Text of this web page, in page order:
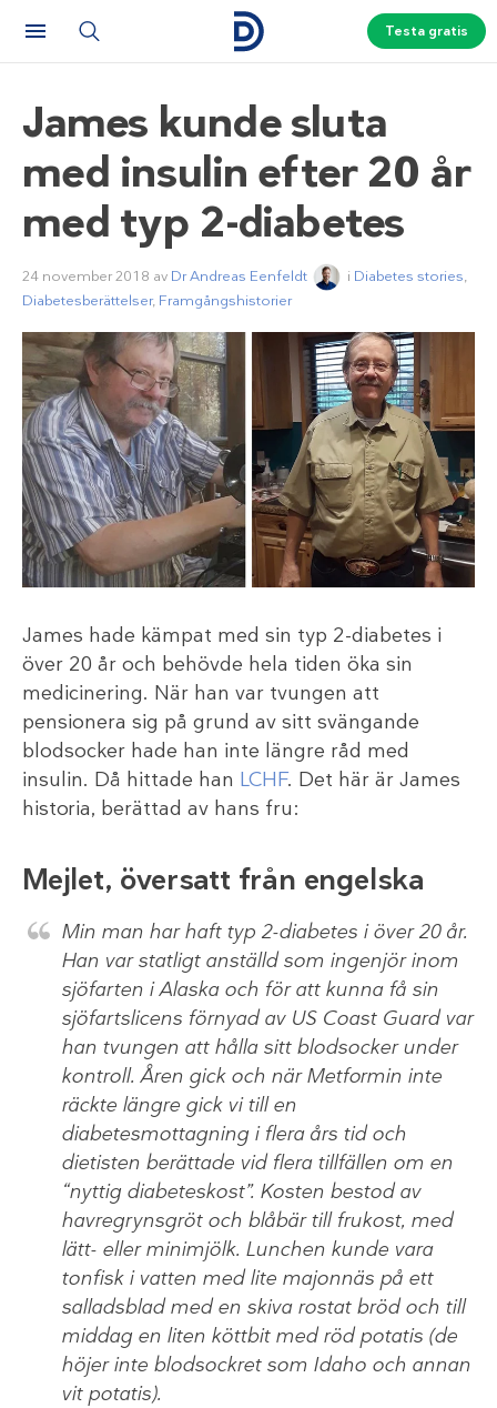
Testa gratis
James kunde sluta
med insulin efter 20 år
med typ 2-diabetes
24 november 2018 av Dr Andreas Eenfeldt i Diabetes stories,
Diabetesberättelser, Framgångshistorier
James hade kämpat med sin typ 2-diabetes i
över 20 år och behövde hela tiden öka sin
medicinering. När han var tvungen att
pensionera sig på grund av sitt svängande
blodsocker hade han inte längre råd med
insulin. Då hittade han LCHF. Det här är James
historia, berättad av hans fru:
Mejlet, översatt från engelska
Min man har haft typ 2-diabetes i över 20 år.
Han var statligt anställd som ingenjör inom
sjöfarten i Alaska och för att kunna få sin
sjöfartslicens förnyad av US Coast Guard var
han tvungen att hålla sitt blodsocker under
kontroll. Åren gick och när Metformin inte
räckte längre gick vi till en
diabetesmottagning i flera års tid och
dietisten berättade vid flera tillfällen om en
“nyttig diabeteskost”. Kosten bestod av
havregrynsgröt och blåbär till frukost, med
lätt- eller minimjölk. Lunchen kunde vara
tonfisk i vatten med lite majonnäs på ett
salladsblad med en skiva rostat bröd och till
middag en liten köttbit med röd potatis (de
höjer inte blodsockret som Idaho och annan
vit potatis).